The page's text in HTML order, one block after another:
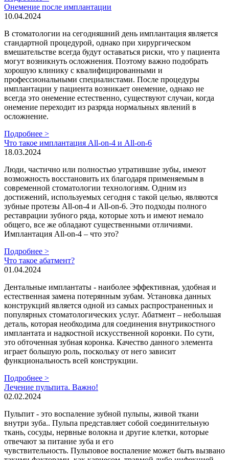
Онемение после имплантации
10.04.2024
В стоматологии на сегодняшний день имплантация является
стандартной процедурой, однако при хирургическом
вмешательстве всегда будут оставаться риски, что у пациента
могут возникнуть осложнения. Поэтому важно подобрать
хорошую клинику с квалифицированными и
профессиональными специалистами. После процедуры
имплантации у пациента возникает онемение, однако не
всегда это онемение естественно, существуют случаи, когда
онемение переходит из разряда нормальных явлений в
осложнение.
Подробнее >
Что такое имплантация All-on-4 и All-on-6
18.03.2024
Люди, частично или полностью утратившие зубы, имеют
возможность восстановить их благодаря применяемым в
современной стоматологии технологиям. Одним из
достижений, используемых сегодня с такой целью, являются
зубные протезы All-on-4 и All-on-6. Это подходы полного
реставрации зубного ряда, которые хоть и имеют немало
общего, все же обладают существенными отличиями.
Имплантация All-on-4 – что это?
Подробнее >
Что такое абатмент?
01.04.2024
Дентальные имплантаты - наиболее эффективная, удобная и
естественная замена потерянным зубам. Установка данных
конструкций является одной из самых распространенных и
популярных стоматологических услуг. Абатмент – небольшая
деталь, которая необходима для соединения внутрикостного
имплантата и надкостной искусственной коронки. По сути,
это обточенная зубная коронка. Качество данного элемента
играет большую роль, поскольку от него зависит
функциональность всей конструкции.
Подробнее >
Лечение пульпита. Важно!
02.02.2024
Пульпит - это воспаление зубной пульпы, живой ткани
внутри зуба.. Пульпа представляет собой соединительную
ткань, сосуды, нервные волокна и другие клетки, которые
отвечают за питание зуба и его
чувствительность. Пульповое воспаление может быть вызвано